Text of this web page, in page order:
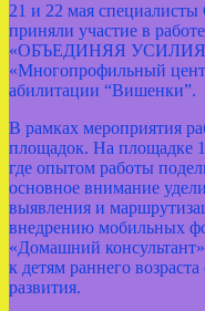
21 и 22 мая
приняли участие в
«ОБЪЕДИНЯЯ
«Многопрофильный
абилитации “Вишенки”.
В рамках мероприятия
площадок. На площадке
где опытом работы
основное внимание
выявления и
внедрению мобильных
«Домашний
к детям раннего
развития.